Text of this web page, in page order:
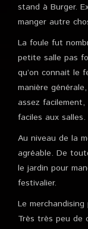
stand à Burger.
manger autre
La foule fut
petite salle pas
qu’on connait le
manière
assez
faciles aux
Au niveau de la
agréable. De
le jardin pour
festivalier.
Le
Très très peu de